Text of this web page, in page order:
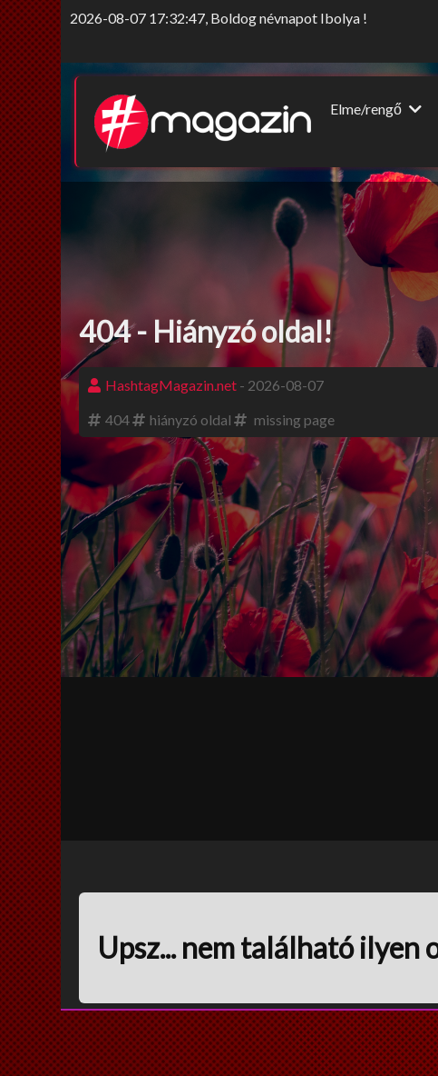
2026-08-07 17:32:47, Boldog névnapot Ibolya !
Elme/rengő
Sors-szinkópa
Nem tabu
404 - Hiányzó oldal!
HashtagMagazin.net - 2026-08-07
404
hiányzó oldal missing page
Upsz... nem található ilyen